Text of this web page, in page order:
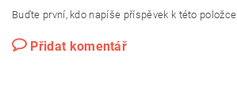
Buďte první, kdo napíše příspěvek k této položce.
Přidat komentář